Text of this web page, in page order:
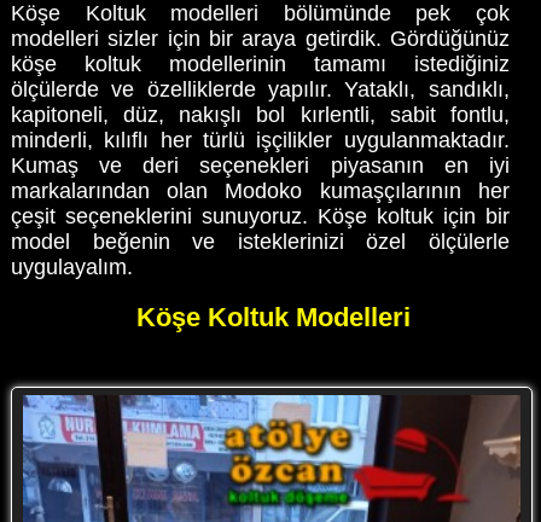
Köşe Koltuk modelleri bölümünde pek çok
modelleri sizler için bir araya getirdik. Gördüğünüz
köşe koltuk modellerinin tamamı istediğiniz
ölçülerde ve özelliklerde yapılır. Yataklı, sandıklı,
kapitoneli, düz, nakışlı bol kırlentli, sabit fontlu,
minderli, kılıflı her türlü işçilikler uygulanmaktadır.
Kumaş ve deri seçenekleri piyasanın en iyi
markalarından olan Modoko kumaşçılarının her
çeşit seçeneklerini sunuyoruz. Köşe koltuk için bir
model beğenin ve isteklerinizi özel ölçülerle
uygulayalım.
Köşe Koltuk Modelleri